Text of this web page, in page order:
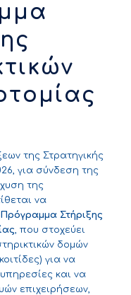
της Στρατηγικής
για σύνδεση της
της
να
Πρόγραμμα Στήριξης
, που στοχεύει
δομών
για να
και να
επιχειρήσεων,